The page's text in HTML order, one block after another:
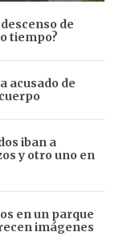
de
tiempo?
acusado de
iban a
y otro uno en
en un parque
imágenes